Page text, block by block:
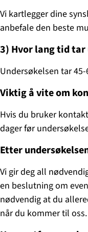
Vi kartlegger dine
anbefale den beste
3) Hvor lang tid tar
Undersøkelsen tar
Viktig å vite om
Hvis du bruker
dager før
Etter
Vi gir deg all
en beslutning om
nødvendig at du
når du kommer til oss.